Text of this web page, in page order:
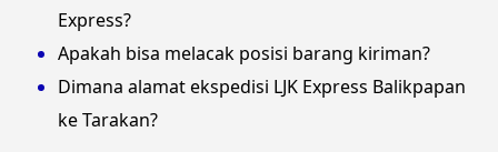
Express?
Apakah bisa melacak posisi barang kiriman?
Dimana alamat ekspedisi LJK Express Balikpapan
ke Tarakan?